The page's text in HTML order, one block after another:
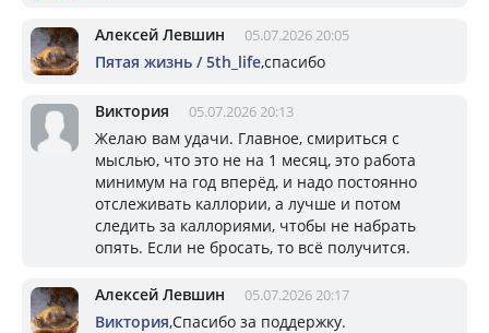
Алексей Левшин 05.07.2026 20:05
Пятая жизнь / 5th_life,спасибо
Виктория 05.07.2026 20:13
Желаю вам удачи. Главное, смириться с
мыслью, что это не на 1 месяц, это работа
минимум на год вперёд, и надо постоянно
отслеживать каллории, а лучше и потом
следить за каллориями, чтобы не набрать
опять. Если не бросать, то всё получится.
Алексей Левшин 05.07.2026 20:17
Виктория,Спасибо за поддержку.